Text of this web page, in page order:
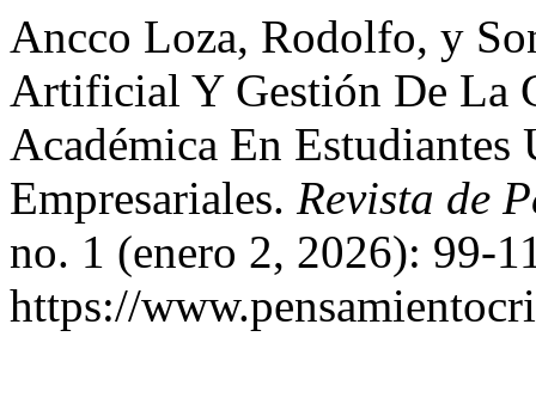
Ancco Loza, Rodolfo, y
Artificial Y Gestión De La
Académica En
Empresariales. Revista de
no. 1 (enero 2, 2026): 99-
https://